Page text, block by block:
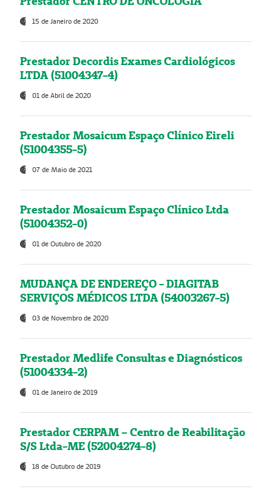
15 de Janeiro de 2020
Prestador Decordis Exames Cardiológicos
LTDA (51004347-4)
01 de Abril de 2020
Prestador Mosaicum Espaço Clínico Eireli
(51004355-5)
07 de Maio de 2021
Prestador Mosaicum Espaço Clínico Ltda
(51004352-0)
01 de Outubro de 2020
MUDANÇA DE ENDEREÇO - DIAGITAB
SERVIÇOS MÉDICOS LTDA (54003267-5)
03 de Novembro de 2020
Prestador Medlife Consultas e Diagnósticos
(51004334-2)
01 de Janeiro de 2019
Prestador CERPAM – Centro de Reabilitação
S/S Ltda-ME (52004274-8)
18 de Outubro de 2019